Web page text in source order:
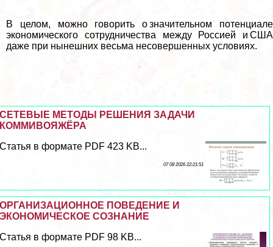
В целом, можно говорить о значительном потенциале
экономического сотрудничества между Россией и США
даже при нынешних весьма несовершенных условиях.
СЕТЕВЫЕ МЕТОДЫ РЕШЕНИЯ ЗАДАЧИ
КОММИВОЯЖЁРА
Статья в формате PDF 423 KB...
07 08 2026 22:21:51
ОРГАНИЗАЦИОННОЕ ПОВЕДЕНИЕ И
ЭКОНОМИЧЕСКОЕ СОЗНАНИЕ
Статья в формате PDF 98 KB...